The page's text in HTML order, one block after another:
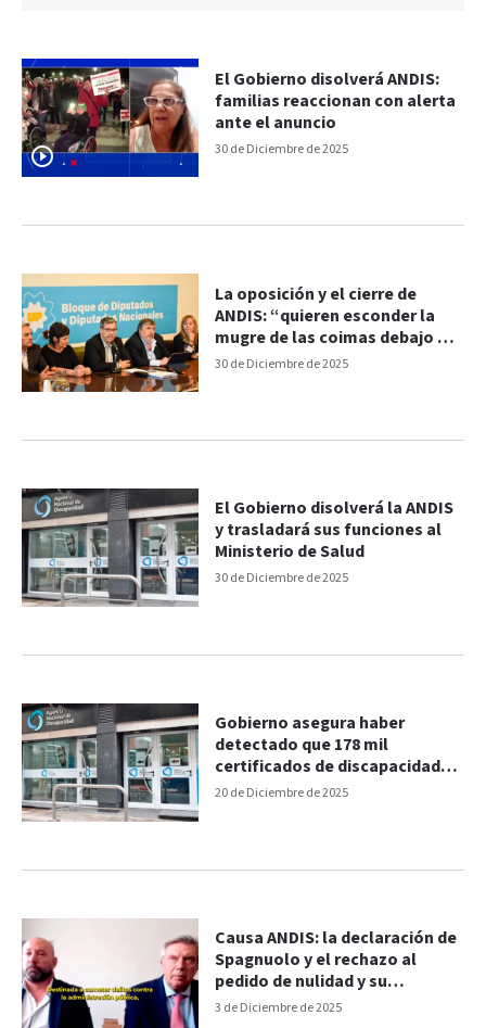
30 de Diciembre de 2025
El Gobierno disolverá ANDIS:
familias reaccionan con alerta
ante el anuncio
30 de Diciembre de 2025
La oposición y el cierre de
ANDIS: “quieren esconder la
mugre de las coimas debajo de
la alfombra”
30 de Diciembre de 2025
El Gobierno disolverá la ANDIS
y trasladará sus funciones al
Ministerio de Salud
20 de Diciembre de 2025
Gobierno asegura haber
detectado que 178 mil
certificados de discapacidad
correspondían a fallecidos
3 de Diciembre de 2025
Causa ANDIS: la declaración de
Spagnuolo y el rechazo al
pedido de nulidad y su
sobreseimiento